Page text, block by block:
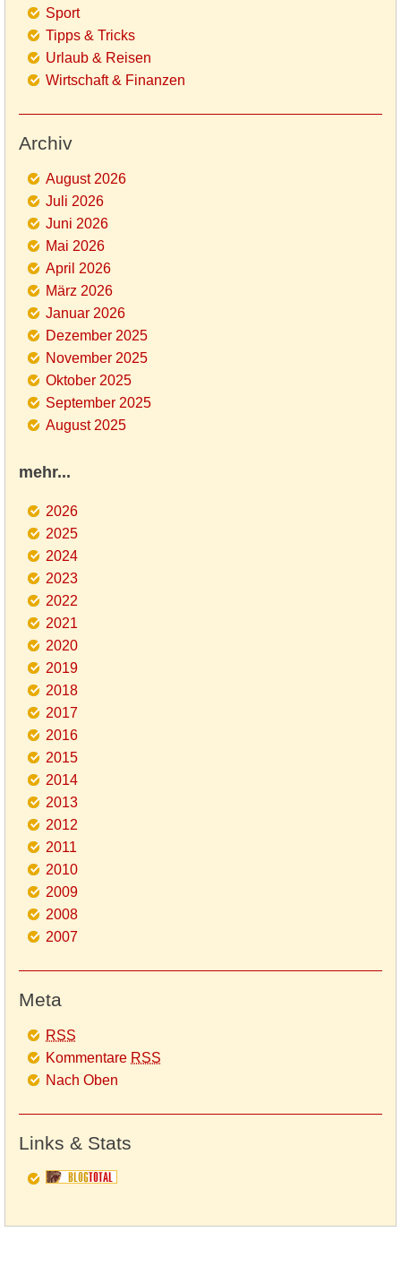
Sport
Tipps & Tricks
Urlaub & Reisen
Wirtschaft & Finanzen
Archiv
August 2026
Juli 2026
Juni 2026
Mai 2026
April 2026
März 2026
Januar 2026
Dezember 2025
November 2025
Oktober 2025
September 2025
August 2025
mehr...
2026
2025
2024
2023
2022
2021
2020
2019
2018
2017
2016
2015
2014
2013
2012
2011
2010
2009
2008
2007
Meta
RSS
Kommentare RSS
Nach Oben
Links & Stats